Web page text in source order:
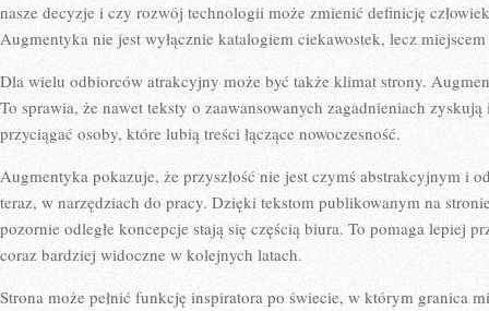
nasze decyzje i czy rozwój technologii może zmienić definicję
Augmentyka nie jest wyłącznie katalogiem ciekawostek, lecz
Dla wielu odbiorców atrakcyjny może być także klimat strony.
To sprawia, że nawet teksty o zaawansowanych zagadnieniach zyskują
przyciągać osoby, które lubią treści łączące nowoczesność.
Augmentyka pokazuje, że przyszłość nie jest czymś abstrakcyjnym i
teraz, w narzędziach do pracy. Dzięki tekstom publikowanym na
pozornie odległe koncepcje stają się częścią biura. To pomaga lepiej
coraz bardziej widoczne w kolejnych latach.
Strona może pełnić funkcję inspiratora po świecie, w którym granica